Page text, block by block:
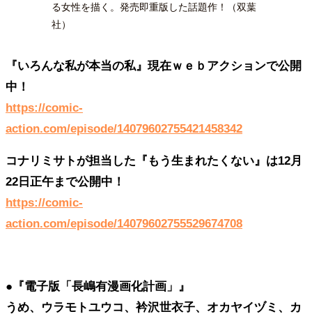
る女性を描く。発売即重版した話題作！（双葉
社）
『いろんな私が本当の私』 現在ｗｅｂアクションで公開
中！
https://comic-
action.com/episode/14079602755421458342
コナリミサトが担当した『もう生まれたくない』は12月
22日正午まで公開中！
https://comic-
action.com/episode/14079602755529674708
●『電子版「長嶋有漫画化計画」』
うめ、ウラモトユウコ、衿沢世衣子、オカヤイヅミ、カ